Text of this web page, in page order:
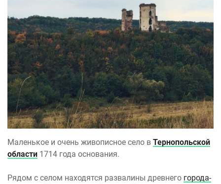
Маленькое и очень живописное село в Тернопольской
области 1714 года основания.
Рядом с селом находятся развалины древнего города-